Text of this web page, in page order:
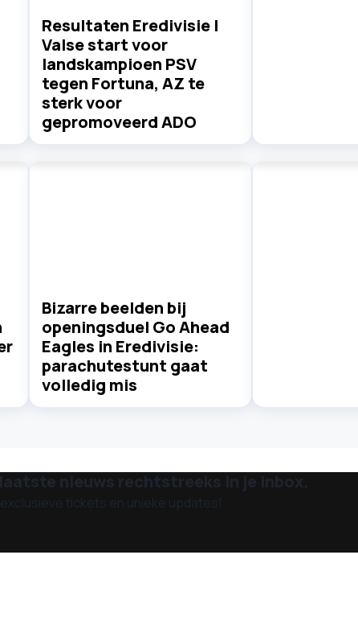
Resultaten Eredivisie |
Valse start voor
landskampioen PSV
tegen Fortuna, AZ te
sterk voor
gepromoveerd ADO
Bizarre beelden bij
openingsduel Go Ahead
Eagles in Eredivisie:
parachutestunt gaat
volledig mis
nieuws rechtstreeks in je inbox.
tickets en unieke updates!